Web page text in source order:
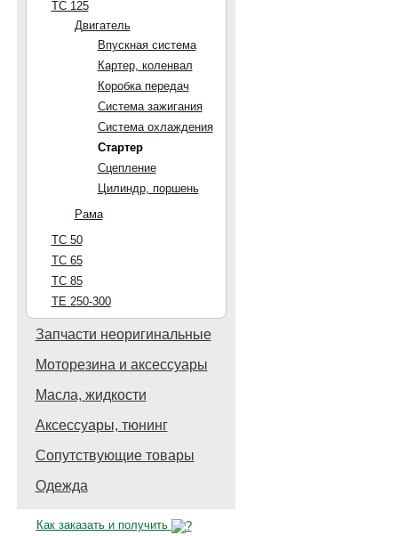
TC 125
Двигатель
Впускная система
Картер, коленвал
Коробка передач
Система зажигания
Система охлаждения
Стартер
Сцепление
Цилиндр, поршень
Рама
TC 50
TC 65
TC 85
TE 250-300
Запчасти неоригинальные
Моторезина и аксессуары
Масла, жидкости
Аксессуары, тюнинг
Сопутствующие товары
Одежда
Как заказать и получить